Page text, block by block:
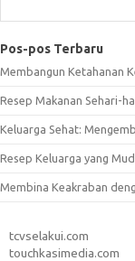
Pos-pos Terbaru
Membangun Ketahanan
Resep Makanan Sehari-
Keluarga Sehat:
Resep Keluarga yang
Membina Keakraban
tcvselakui.com
touchkasimedia.com